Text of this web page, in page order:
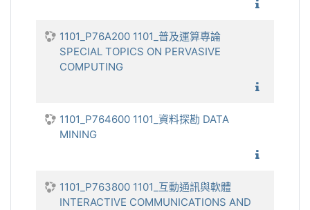
1101_P76A200 1101_普及運算專論
SPECIAL TOPICS ON PERVASIVE
COMPUTING
1101_P764600 1101_資料探勘 DATA
MINING
1101_P763800 1101_互動通訊與軟體
INTERACTIVE COMMUNICATIONS AND